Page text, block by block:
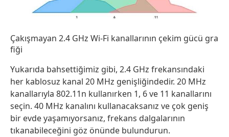
Çakışmayan 2.4 GHz Wi-Fi kanallarının çekim gücü gra
fiği
Yukarıda bahsettiğimiz gibi, 2.4 GHz frekansındaki
her kablosuz kanal 20 MHz genişliğindedir. 20 MHz
kanallarıyla 802.11n kullanırken 1, 6 ve 11 kanallarını
seçin. 40 MHz kanalını kullanacaksanız ve çok geniş
bir evde yaşamıyorsanız, frekans dalgalarının
tıkanabileceğini göz önünde bulundurun.